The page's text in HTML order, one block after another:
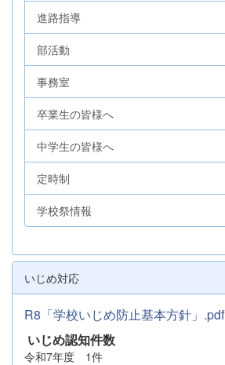
進路指導
部活動
事務室
卒業生の皆様へ
中学生の皆様へ
定時制
学校祭情報
いじめ対応
R8「学校いじめ防止基本方針」.pdf
いじめ認知件数
令和7年度 1件